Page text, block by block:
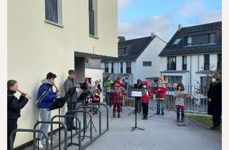
Abmeldung
Aktuelles
Veranstaltungen
Wettbewerbe
Workshops
Musikproduktion 2026